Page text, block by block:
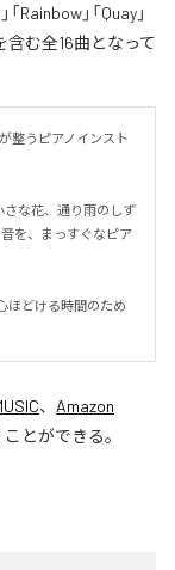
Rainbow」「Quay」
を含む全16曲となって
整うピアノインスト
さな花、通り雨のしず
を、まっすぐなピア
ほどける時間のため
、 Amazon
とができる。